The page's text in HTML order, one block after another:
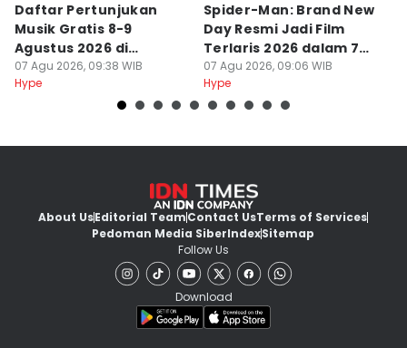
Daftar Pertunjukan
Musik Gratis 8-9
Agustus 2026 di
Jakarta, Ada Afgan
07 Agu 2026, 09:38 WIB
Hype
Spider-Man: Brand New
Day Resmi Jadi Film
Terlaris 2026 dalam 7
Hari
07 Agu 2026, 09:06 WIB
Hype
About UsEditorial TeamContact UsTerms of Services
Pedoman Media SiberIndexSitemap
Follow Us
Download